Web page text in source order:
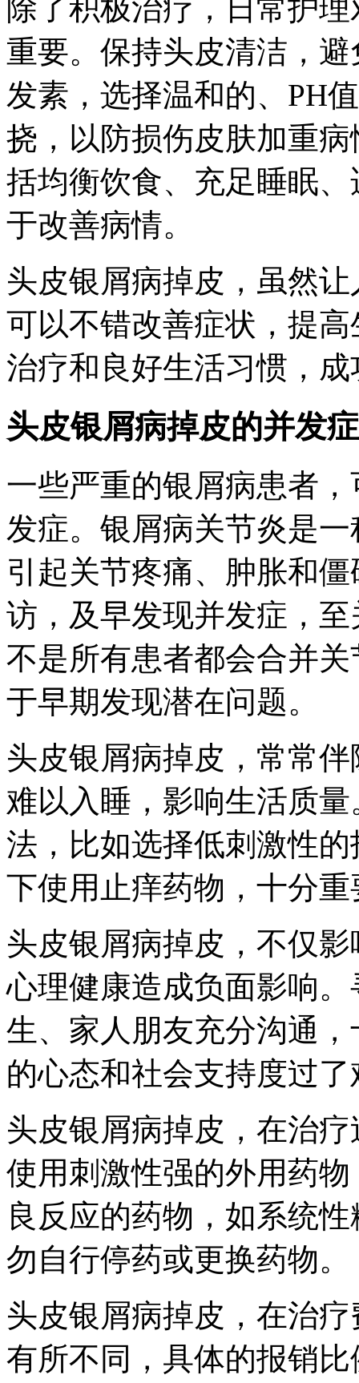
除了积极治疗，日常护
重要。保持头皮清洁，
发素，选择温和的、PH
挠，以防损伤皮肤加重
括均衡饮食、充足睡眠
于改善病情。
头皮银屑病掉皮，虽然
可以不错改善症状，提
治疗和良好生活习惯，
头皮银屑病掉皮的并发症
一些严重的银屑病患者
发症。银屑病关节炎是
引起关节疼痛、肿胀和
访，及早发现并发症，
不是所有患者都会合并
于早期发现潜在问题。
头皮银屑病掉皮，常常
难以入睡，影响生活质
法，比如选择低刺激性
下使用止痒药物，十分重
头皮银屑病掉皮，不仅
心理健康造成负面影响
生、家人朋友充分沟通
的心态和社会支持度过了
头皮银屑病掉皮，在治
使用刺激性强的外用药
良反应的药物，如系统
勿自行停药或更换药物。
头皮银屑病掉皮，在治
有所不同，具体的报销